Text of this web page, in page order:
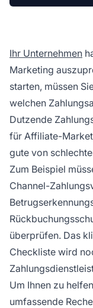
Ihr Unternehmen
Marketing
starten, müssen
welchen
Dutzende
für Affiliate-
gute von
Zum Beispiel
Channel-
überprüfen. Das
Checkliste wird
Um Ihnen zu
umfassende